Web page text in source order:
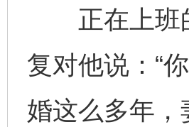
正在上班的
复对他说：“
婚这么多年